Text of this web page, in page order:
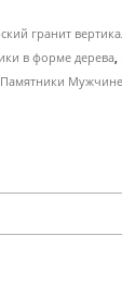
гранит
в форме дерева,
Памятники Мужчине